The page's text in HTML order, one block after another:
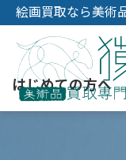
絵画買取なら美術
はじめての方へ